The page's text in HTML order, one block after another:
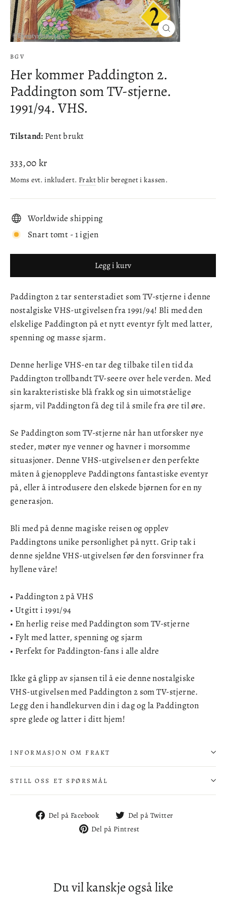
Lukke
(esc)
BGV
Her kommer Paddington 2.
Paddington som TV-stjerne.
1991/94. VHS.
Tilstand: Pent brukt
Ordinær
pris
333,00 kr
Moms evt. inkludert. Fraktblir beregnet i kassen.
Worldwide shipping
Snart tomt - 1 igjen
Legg i kurv
Paddington 2 tar senterstadiet som TV-stjerne i denne
nostalgiske VHS-utgivelsen fra 1991/94! Bli med den
elskelige Paddington på et nytt eventyr fylt med latter,
spenning og masse sjarm.
Denne herlige VHS-en tar deg tilbake til en tid da
Paddington trollbandt TV-seere over hele verden. Med
sin karakteristiske blå frakk og sin uimotståelige
sjarm, vil Paddington få deg til å smile fra øre til øre.
Se Paddington som TV-stjerne når han utforsker nye
steder, møter nye venner og havner i morsomme
situasjoner. Denne VHS-utgivelsen er den perfekte
måten å gjenoppleve Paddingtons fantastiske eventyr
på, eller å introdusere den elskede bjørnen for en ny
generasjon.
Bli med på denne magiske reisen og opplev
Paddingtons unike personlighet på nytt. Grip tak i
denne sjeldne VHS-utgivelsen før den forsvinner fra
hyllene våre!
• Paddington 2 på VHS
• Utgitt i 1991/94
• En herlig reise med Paddington som TV-stjerne
• Fylt med latter, spenning og sjarm
• Perfekt for Paddington-fans i alle aldre
Ikke gå glipp av sjansen til å eie denne nostalgiske
VHS-utgivelsen med Paddington 2 som TV-stjerne.
Legg den i handlekurven din i dag og la Paddington
spre glede og latter i ditt hjem!
INFORMASJON OM FRAKT
STILL OSS ET SPØRSMÅL
Del på Facebook
Del
på
Del på Twitter
Del på Pintrest
Du vil kanskje også like